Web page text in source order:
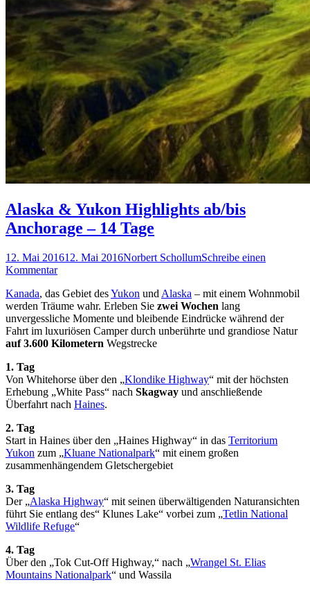
Alaska & Yukon Highlights ab/bis
Anchorage – 14 Tage
12. Mai 201612. Mai 2016Norbert SchollumSchreibe einen
Kommentar
Kanada, das Gebiet desYukon und Alaska – mit einem Wohnmobil
werden Träume wahr. Erleben Sie zwei Wochen lang
unvergessliche Momente und bleibende Eindrücke während der
Fahrt im luxuriösen Camper durch unberührte und grandiose Natur
auf 3.600 Kilometern Wegstrecke
1. Tag
Von Whitehorse über den „Klondike Highway“ mit der höchsten
Erhebung „White Pass“ nach Skagway und anschließende
Überfahrt nach Haines.
2. Tag
Start in Haines über den „Haines Highway“ in das Territorium
Yukon zum „Kluane Nationalpark“ mit einem großen
zusammenhängendem Gletschergebiet
3. Tag
Der „Alaska Highway“ mit seinen überwältigenden Naturansichten
führt Sie entlang des“ Klunes Lake“ vorbei zum „Tetlin National
Wildlife Refuge“
4. Tag
Über den „Tok Cut-Off Highway,“ nach „Wrangel St. Elias
Mountains Nationalpark“ und Wassila